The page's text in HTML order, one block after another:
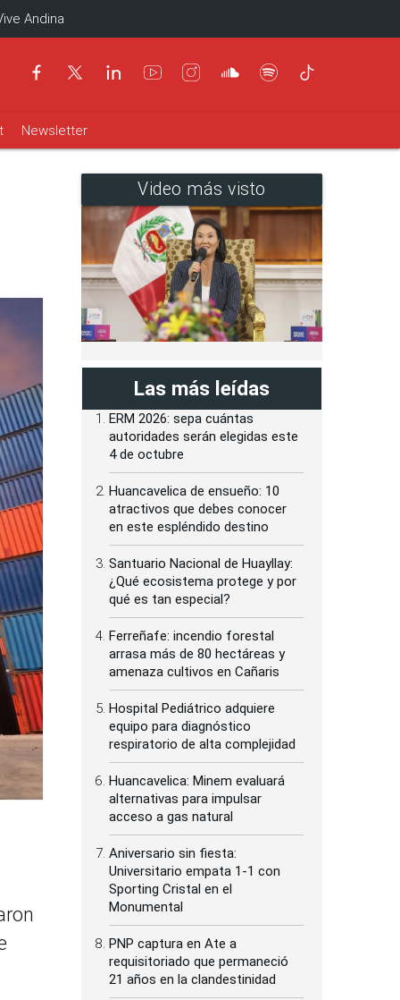
Andina
Newsletter
Video más visto
Las más leídas
ERM 2026: sepa cuántas
autoridades serán elegidas este
4 de octubre
Huancavelica de ensueño: 10
atractivos que debes conocer
en este espléndido destino
Santuario Nacional de Huayllay:
¿Qué ecosistema protege y por
qué es tan especial?
Ferreñafe: incendio forestal
arrasa más de 80 hectáreas y
amenaza cultivos en Cañaris
Hospital Pediátrico adquiere
equipo para diagnóstico
respiratorio de alta complejidad
Huancavelica: Minem evaluará
alternativas para impulsar
acceso a gas natural
Aniversario sin fiesta:
Universitario empata 1-1 con
Sporting Cristal en el
Monumental
PNP captura en Ate a
requisitoriado que permaneció
21 años en la clandestinidad